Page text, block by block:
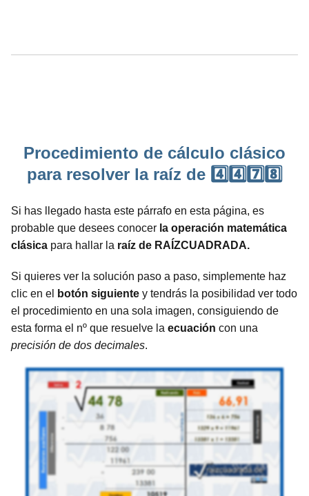
Procedimiento de cálculo clásico
para resolver la raíz de 4️⃣4️⃣7️⃣8️⃣
Si has llegado hasta este párrafo en esta página, es
probable que desees conocer la operación matemática
clásica para hallar la raíz de RAÍZCUADRADA.
Si quieres ver la solución paso a paso, simplemente haz
clic en el
botón siguiente y tendrás la posibilidad ver todo
el procedimiento en una sola imagen, consiguiendo de
esta forma el nº que resuelve la ecuación con una
precisión de dos decimales.